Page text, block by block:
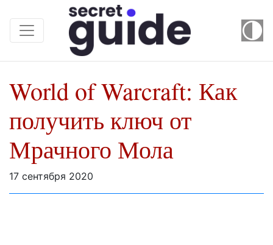
World of Warcraft: Как
получить ключ от
Мрачного Мола
17 сентября 2020